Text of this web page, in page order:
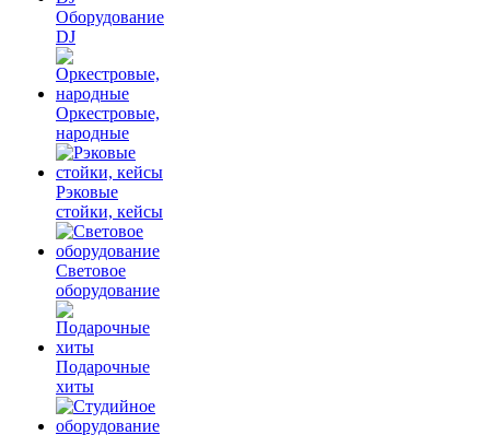
Оборудование
DJ
Оркестровые,
народные
Рэковые
стойки, кейсы
Световое
оборудование
Подарочные
хиты